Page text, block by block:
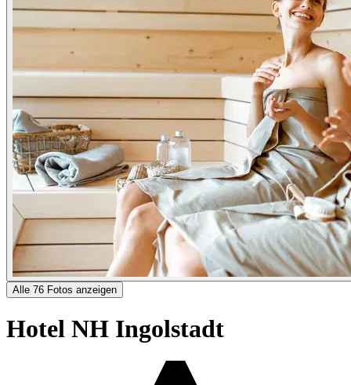
Alle 76 Fotos anzeigen
Hotel NH Ingolstadt